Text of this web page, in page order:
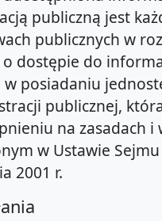
publiczną jest
publicznych w
dostępie do
w posiadaniu
publicznej,
na zasadach i
w Ustawie Sejmu
2001 r.